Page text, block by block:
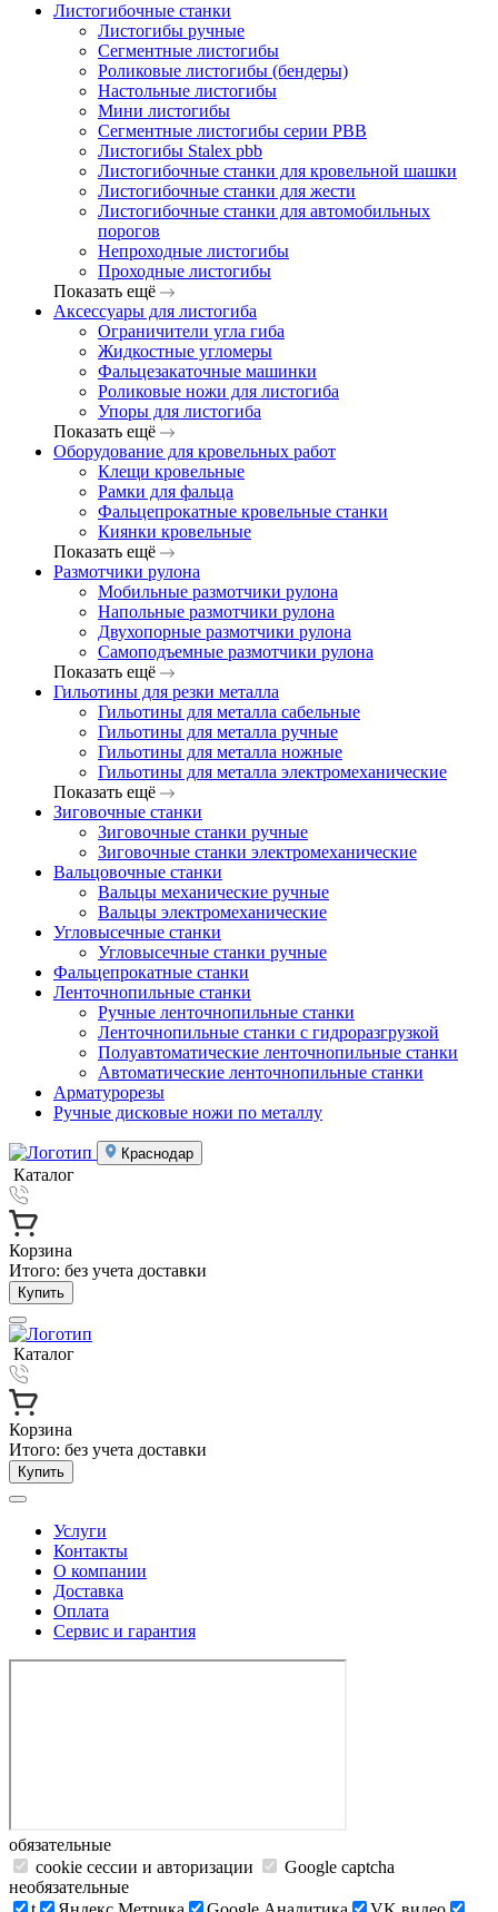
Листогибочные станки
Листогибы ручные
Сегментные листогибы
Роликовые листогибы (бендеры)
Настольные листогибы
Мини листогибы
Сегментные листогибы серии PBB
Листогибы Stalex pbb
Листогибочные станки для кровельной шашки
Листогибочные станки для жести
Листогибочные станки для автомобильных
порогов
Непроходные листогибы
Проходные листогибы
Показать ещё
Аксессуары для листогиба
Ограничители угла гиба
Жидкостные угломеры
Фальцезакаточные машинки
Роликовые ножи для листогиба
Упоры для листогиба
Показать ещё
Оборудование для кровельных работ
Клещи кровельные
Рамки для фальца
Фальцепрокатные кровельные станки
Киянки кровельные
Показать ещё
Размотчики рулона
Мобильные размотчики рулона
Напольные размотчики рулона
Двухопорные размотчики рулона
Самоподъемные размотчики рулона
Показать ещё
Гильотины для резки металла
Гильотины для металла сабельные
Гильотины для металла ручные
Гильотины для металла ножные
Гильотины для металла электромеханические
Показать ещё
Зиговочные станки
Зиговочные станки ручные
Зиговочные станки электромеханические
Вальцовочные станки
Вальцы механические ручные
Вальцы электромеханические
Угловысечные станки
Угловысечные станки ручные
Фальцепрокатные станки
Ленточнопильные станки
Ручные ленточнопильные станки
Ленточнопильные станки с гидроразгрузкой
Полуавтоматические ленточнопильные станки
Автоматические ленточнопильные станки
Арматурорезы
Ручные дисковые ножи по металлу
Краснодар
Каталог
Корзина
Итого: без учета доставки
Купить
Каталог
Корзина
Итого: без учета доставки
Купить
Услуги
Контакты
О компании
Доставка
Оплата
Сервис и гарантия
обязательные
cookie сессии и авторизации
Google captcha
необязательные